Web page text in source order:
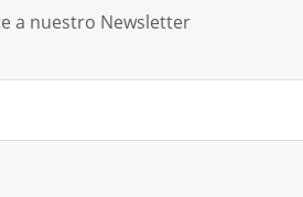
a nuestro Newsletter